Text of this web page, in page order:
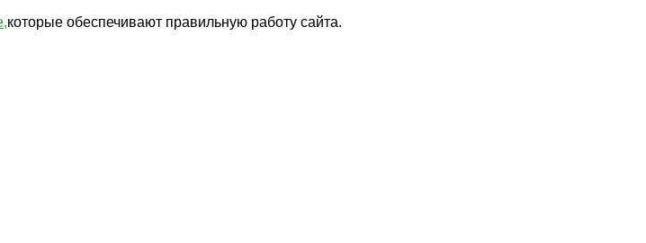
которые обеспечивают правильную работу сайта.